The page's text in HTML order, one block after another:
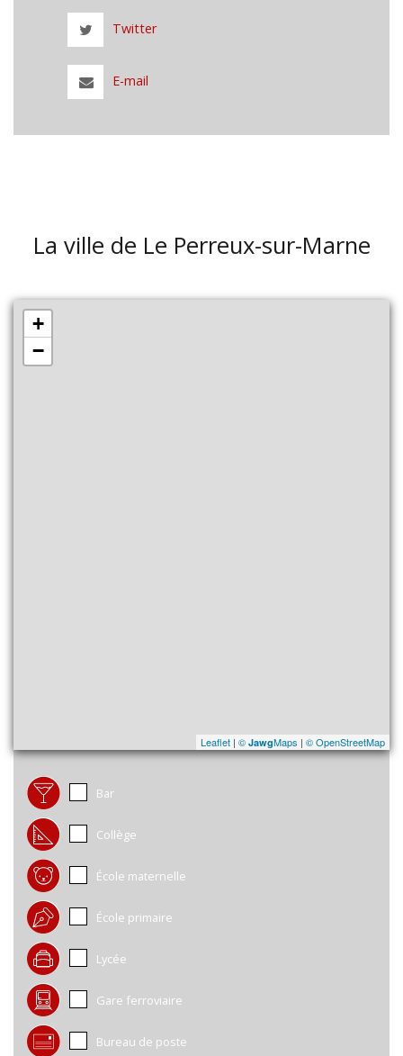
Twitter
E-mail
La ville de Le Perreux-sur-Marne
+
−
Leaflet | © JawgMaps | © OpenStreetMap
Bar
Collège
École maternelle
École primaire
Lycée
Gare ferroviaire
Bureau de poste